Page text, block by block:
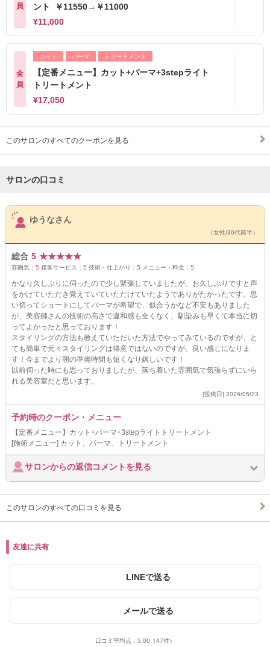
員
ント ￥11550→￥11000
¥11,000
全
員
カット パーマ トリートメント
【定番メニュー】カット+パーマ+3stepライト
トリートメント
¥17,050
このサロンのすべてのクーポンを見る
サロンの口コミ
サロンPick Up
ゆうなさん
（女性/30代前半）
総合 5 ★★★★★
雰囲気： 5 接客サービス： 5 技術・仕上がり： 5 メニュー・料金： 5
かなり久しぶりに伺ったので少し緊張していましたが、お久しぶりですと声
をかけていただき覚えていていただけていたようでありがたかったです。思
い切ってショートにしてパーマが希望で、似合うかなど不安もありました
が、美容師さんの技術の高さで違和感も全くなく、馴染みも早くて本当に切
ってよかったと思っております！
スタイリングの方法も教えていただいた方法でやってみているのですが、と
ても簡単で元々スタイリングは得意ではないのですが、良い感じになりま
す！今までより朝の準備時間も短くなり嬉しいです！
以前伺った時にも思っておりましたが、落ち着いた雰囲気で気張らずにいら
れる美容室だと思います。
[投稿日] 2026/05/23
予約時のクーポン・メニュー
【定番メニュー】カット+パーマ+3stepライトトリートメント
[施術メニュー] カット、パーマ、トリートメント
サロンからの返信コメントを見る
このサロンのすべての口コミを見る
友達に共有
LINEで送る
メールで送る
口コミ平均点： 5.00 （47件）